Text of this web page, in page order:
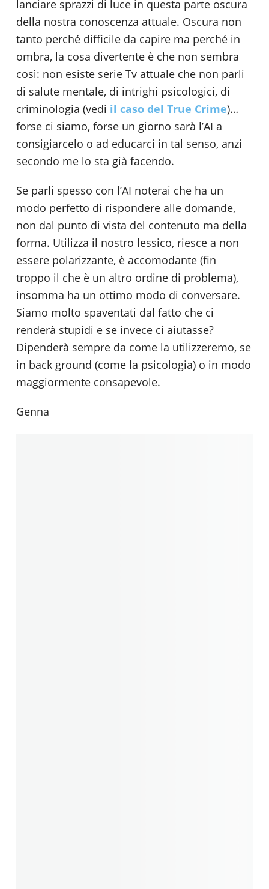
lanciare sprazzi di luce in questa parte oscura
della nostra conoscenza attuale. Oscura non
tanto perché difficile da capire ma perché in
ombra, la cosa divertente è che non sembra
così: non esiste serie Tv attuale che non parli
di salute mentale, di intrighi psicologici, di
criminologia (vedi il caso del True Crime)…
forse ci siamo, forse un giorno sarà l’AI a
consigiarcelo o ad educarci in tal senso, anzi
secondo me lo sta già facendo.
Se parli spesso con l’AI noterai che ha un
modo perfetto di rispondere alle domande,
non dal punto di vista del contenuto ma della
forma. Utilizza il nostro lessico, riesce a non
essere polarizzante, è accomodante (fin
troppo il che è un altro ordine di problema),
insomma ha un ottimo modo di conversare.
Siamo molto spaventati dal fatto che ci
renderà stupidi e se invece ci aiutasse?
Dipenderà sempre da come la utilizzeremo, se
in back ground (come la psicologia) o in modo
maggiormente consapevole.
Genna